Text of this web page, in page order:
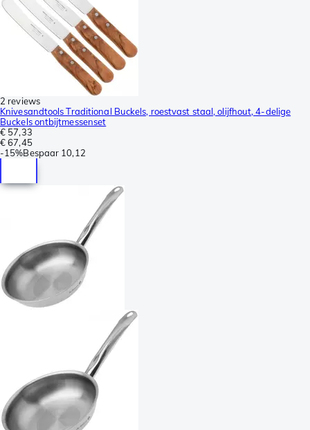
2 reviews
Knivesandtools Traditional Buckels, roestvast staal, olijfhout, 4-delige
Buckels ontbijtmessenset
€ 57,33
€ 67,45
-15%Bespaar 10,12